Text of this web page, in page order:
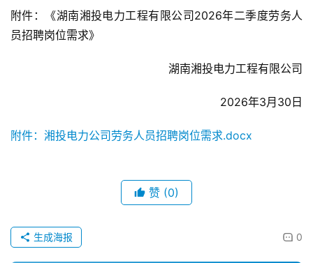
附件：《湖南湘投电力工程有限公司2026年二季度劳务人
员招聘岗位需求》
湖南湘投电力工程有限公司
2026年3月30日
附件：湘投电力公司劳务人员招聘岗位需求.docx
赞 (0)
0
生成海报